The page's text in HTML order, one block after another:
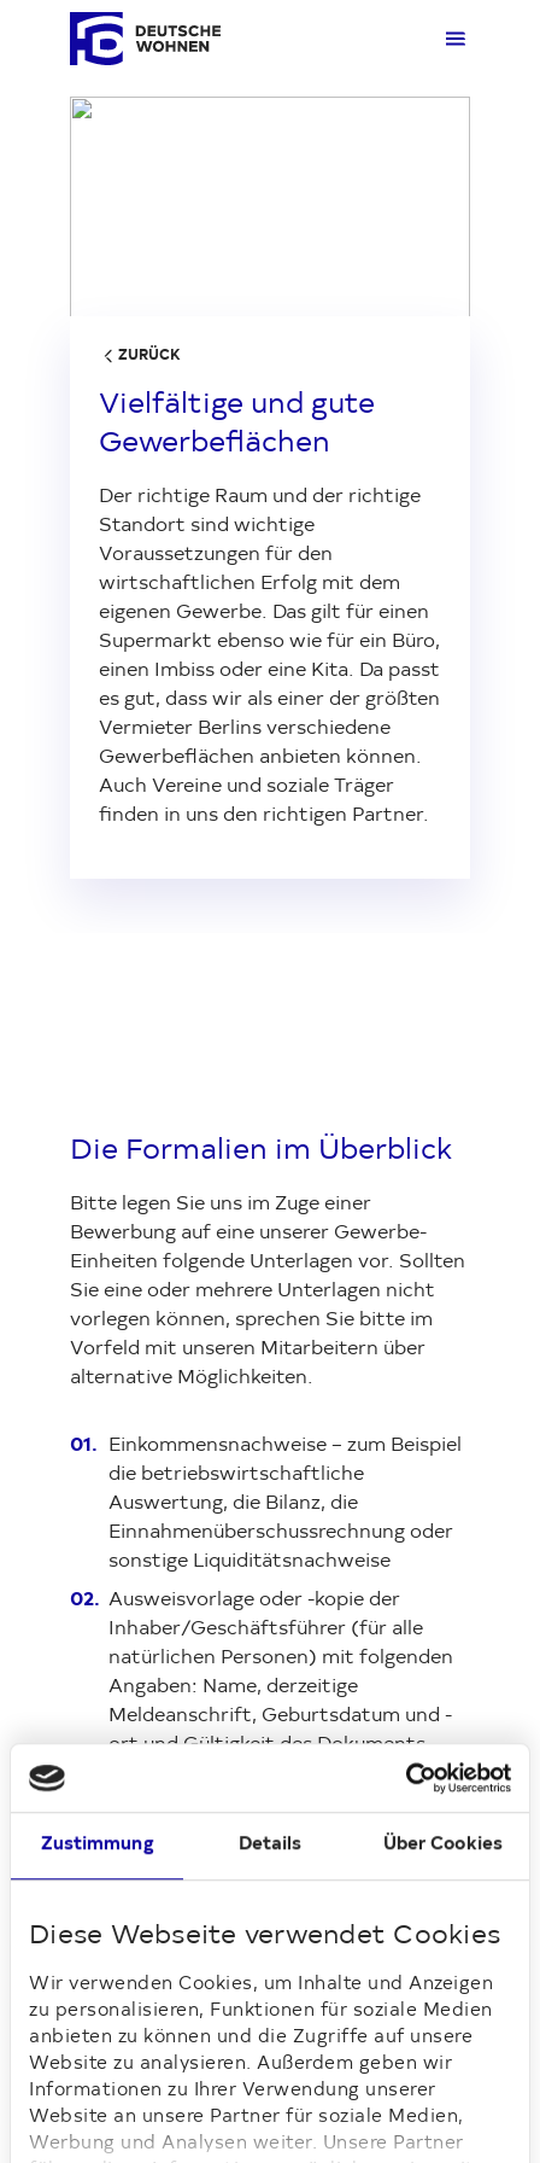
Zustimmung Details Über Cookies
Diese Webseite verwendet Cookies
Wir verwenden Cookies, um Inhalte und Anzeigen
zu personalisieren, Funktionen für soziale Medien
anbieten zu können und die Zugriffe auf unsere
Website zu analysieren. Außerdem geben wir
Informationen zu Ihrer Verwendung unserer
Website an unsere Partner für soziale Medien,
Werbung und Analysen weiter. Unsere Partner
Wohnen
Fakten & Positionen
Über uns
Investor Relations
Loading...
ZURÜCK
Vielfältige und gute
Gewerbeflächen
Der richtige Raum und der richtige
Standort sind wichtige
Voraussetzungen für den
wirtschaftlichen Erfolg mit dem
eigenen Gewerbe. Das gilt für einen
Supermarkt ebenso wie für ein Büro,
einen Imbiss oder eine Kita. Da passt
es gut, dass wir als einer der größten
Vermieter Berlins verschiedene
Gewerbeflächen anbieten können.
Auch Vereine und soziale Träger
finden in uns den richtigen Partner.
Die Formalien im Überblick
Bitte legen Sie uns im Zuge einer
Bewerbung auf eine unserer Gewerbe-
Einheiten folgende Unterlagen vor. Sollten
Sie eine oder mehrere Unterlagen nicht
vorlegen können, sprechen Sie bitte im
Vorfeld mit unseren Mitarbeitern über
alternative Möglichkeiten.
Einkommensnachweise – zum Beispiel
die betriebswirtschaftliche
Auswertung, die Bilanz, die
Einnahmenüberschussrechnung oder
sonstige Liquiditätsnachweise
Ausweisvorlage oder -kopie der
Inhaber/Geschäftsführer (für alle
natürlichen Personen) mit folgenden
Angaben: Name, derzeitige
Meldeanschrift, Geburtsdatum und -
ort und Gültigkeit des Dokuments.
Bitte schwärzen Sie alle anderen
datenschutzrechtlichen Gründen.
bestehen
oder andere geeignete Nachweise
Ihrer regelmäßigen Mietzahlung
(optional)
Gewerbeanmeldung in Kopie sowie die
Steuernummer (letzteres optional)
Betriebskonzept für das vorgesehene